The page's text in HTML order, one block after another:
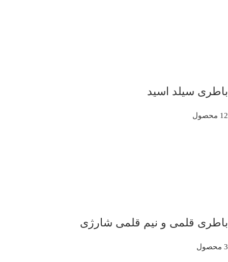
باطری سیلد اسید
12 محصول
باطری قلمی و نیم قلمی شارژی
3 محصول